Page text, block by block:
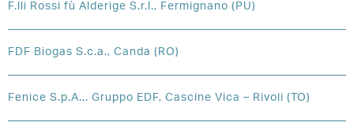
F.lli Rossi fù Alderige S.r.l., Fermignano (PU)
FDF Biogas S.c.a., Canda (RO)
Fenice S.p.A.,. Gruppo EDF, Cascine Vica – Rivoli (TO)